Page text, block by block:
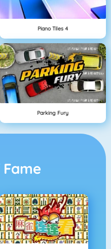
Piano Tiles 4
Parking Fury
Fame